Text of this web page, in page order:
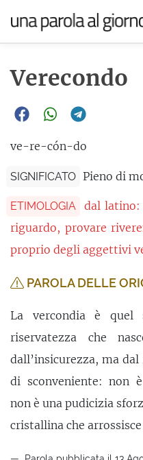
Verecondo
ve-re-cón-do
SIGNIFICATO Pieno di
ETIMOLOGIA dal latino:
riguardo, provare
proprio degli aggettivi
PAROLA DELLE
La vercondia è quel
riservatezza che
dall’insicurezza, ma
di sconveniente: non
non è una pudicizia
cristallina che